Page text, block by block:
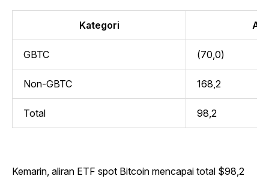
Kategori
GBTC (70,0)
Non-GBTC 168,2
Total 98,2
Kemarin, aliran ETF spot Bitcoin mencapai total $98,2